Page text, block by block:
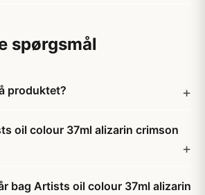
spørgsmål
produktet?
oil colour 37ml alizarin crimson
bag Artists oil colour 37ml alizarin